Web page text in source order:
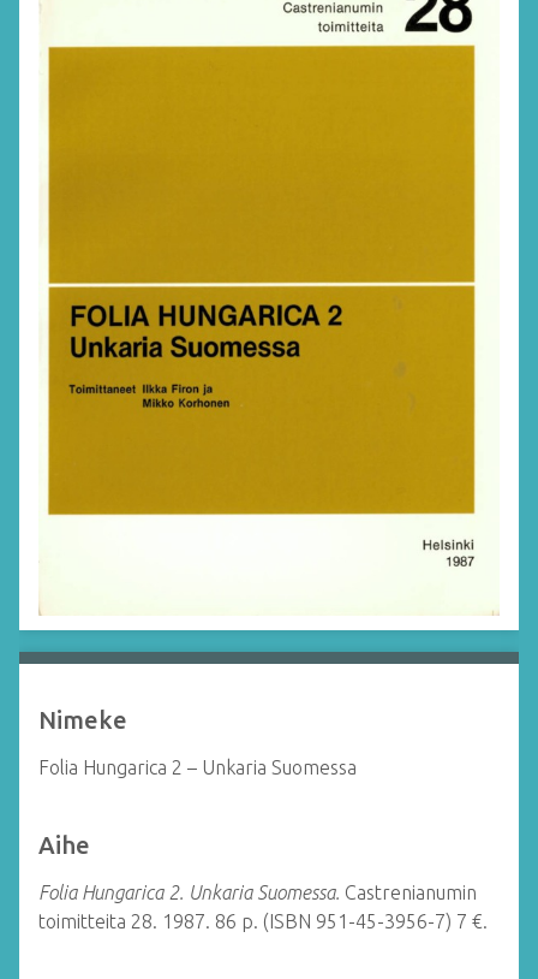
Nimeke
Folia Hungarica 2 – Unkaria Suomessa
Aihe
Folia Hungarica 2. Unkaria Suomessa. Castrenianumin
toimitteita 28. 1987. 86 p. (ISBN 951-45-3956-7) 7 €.